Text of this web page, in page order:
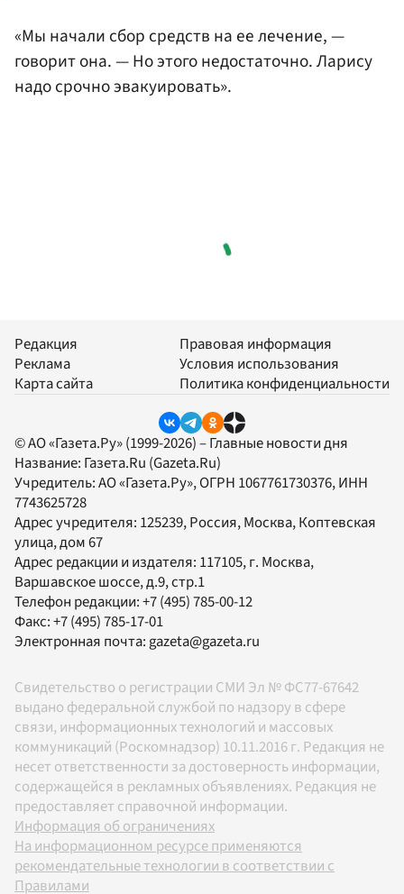
«Мы начали сбор средств на ее лечение, —
говорит она. — Но этого недостаточно. Ларису
надо срочно эвакуировать».
Редакция
Реклама
Карта сайта
Правовая информация
Условия использования
Политика конфиденциальности
© АО «Газета.Ру» (1999-2026) – Главные новости дня
Название: Газета.Ru (Gazeta.Ru)
Учредитель:АО «Газета.Ру», ОГРН 1067761730376, ИНН
7743625728
Адрес учредителя: 125239, Россия, Москва, Коптевская
улица, дом 67
Адрес редакции и издателя: 117105, г. Москва,
Варшавское шоссе, д.9, стр.1
Телефон редакции:+7 (495) 785-00-12
Факс:+7 (495) 785-17-01
Электронная почта:gazeta@gazeta.ru
Свидетельство о регистрации СМИ Эл № ФС77-67642
выдано федеральной службой по надзору в сфере
связи, информационных технологий и массовых
коммуникаций (Роскомнадзор) 10.11.2016 г. Редакция не
несет ответственности за достоверность информации,
содержащейся в рекламных объявлениях. Редакция не
предоставляет справочной информации.
Информация об ограничениях
На информационном ресурсе применяются
рекомендательные технологии в соответствии с
Правилами